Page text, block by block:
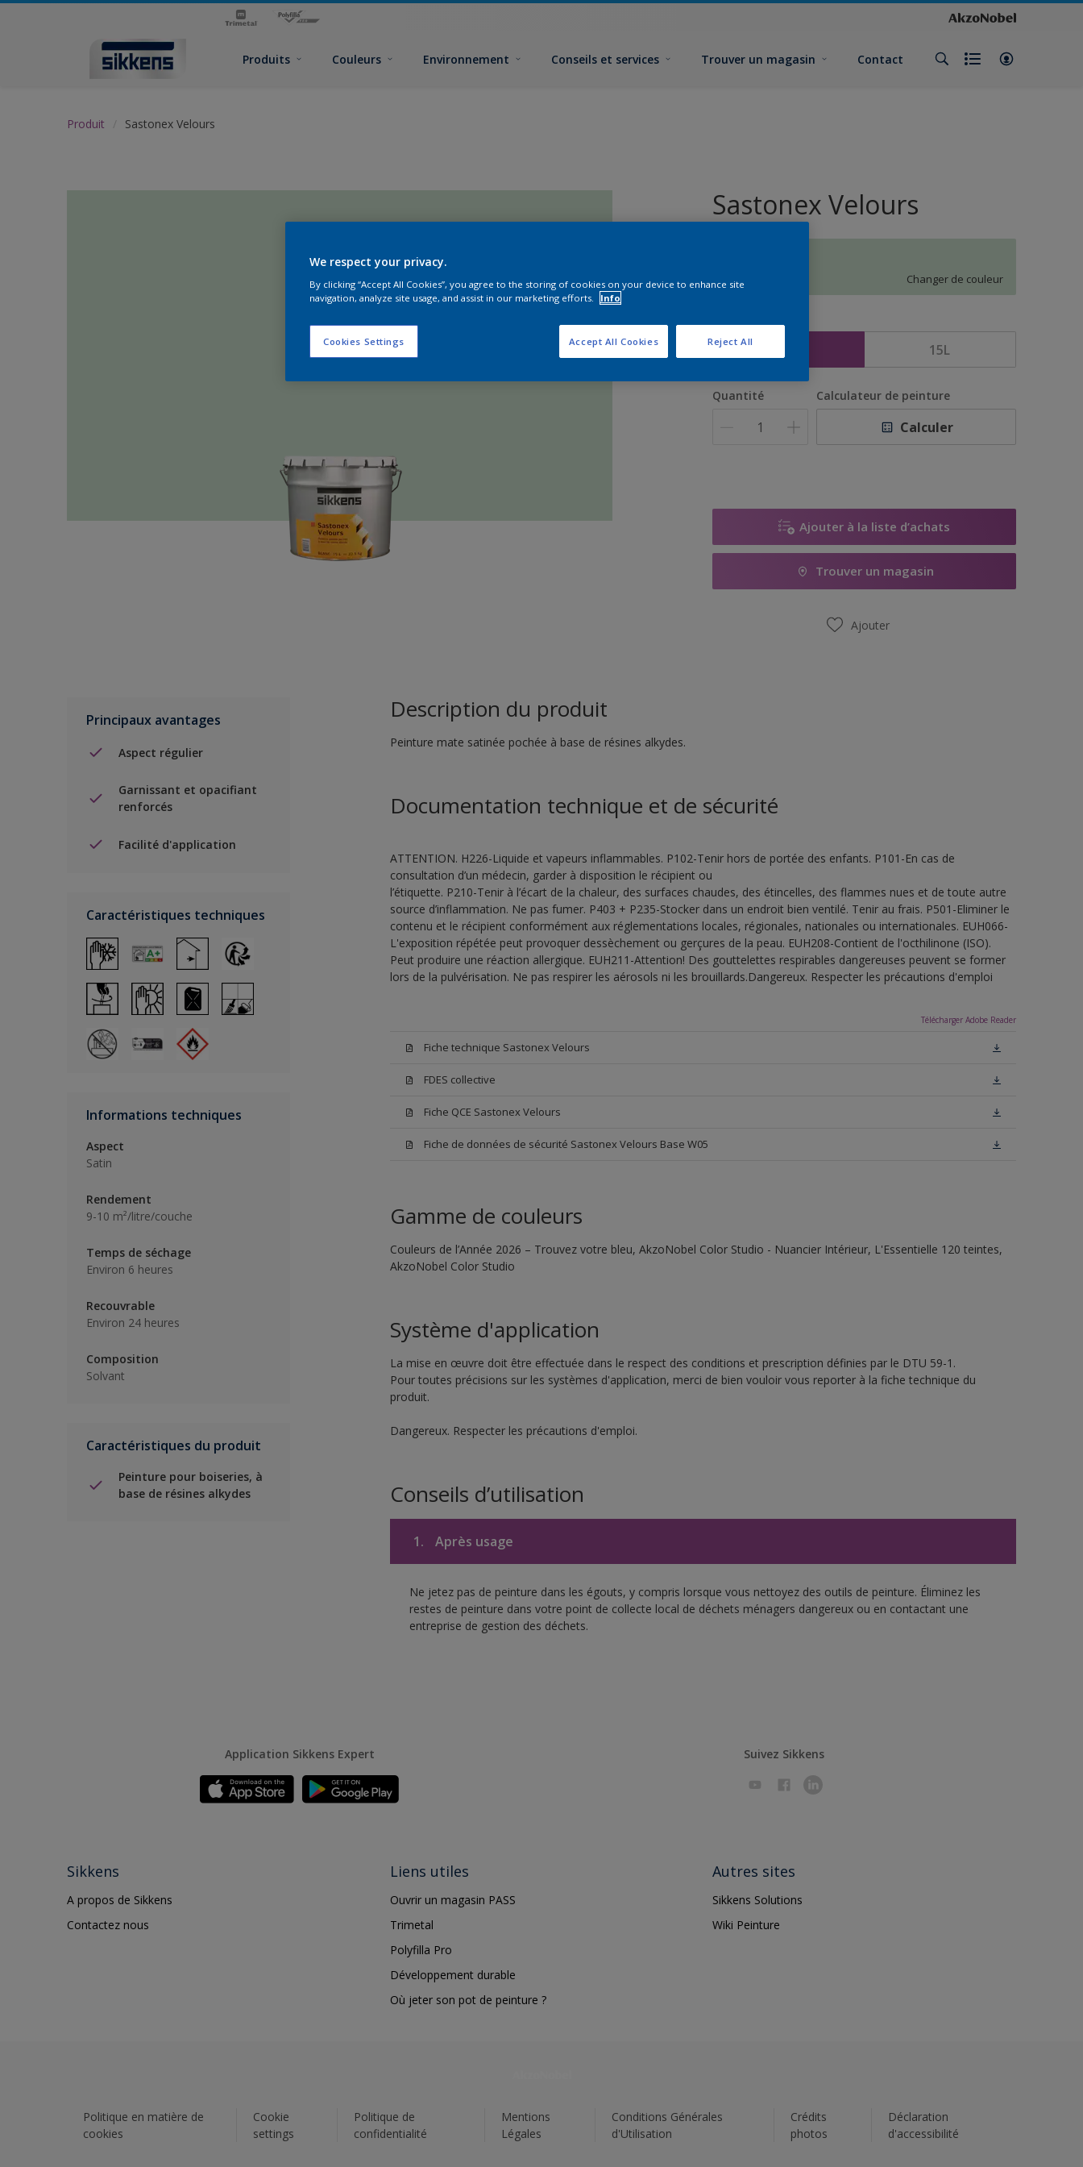
Produits Couleurs Environnement Conseils et services Trouver un magasin Contact
Produit Sastonex Velours
Sastonex Velours
Changer de couleur
Format
15L
Quantité Calculateur de peinture
Calculer
Ajouter à la liste d’achats
Trouver un magasin
Ajouter
Principaux avantages
Aspect régulier
Garnissant et opacifiant
renforcés
Facilité d'application
Caractéristiques techniques
Informations techniques
Aspect
Satin
Rendement
9-10 m²/litre/couche
Temps de séchage
Environ 6 heures
Recouvrable
Environ 24 heures
Composition
Solvant
Caractéristiques du produit
Peinture pour boiseries, à
base de résines alkydes
Description du produit
Peinture mate satinée pochée à base de résines alkydes.
Documentation technique et de sécurité
ATTENTION. H226-Liquide et vapeurs inflammables. P102-Tenir hors de portée des enfants. P101-En cas de
consultation d’un médecin, garder à disposition le récipient ou
l’étiquette. P210-Tenir à l’écart de la chaleur, des surfaces chaudes, des étincelles, des flammes nues et de toute autre
source d’inflammation. Ne pas fumer. P403 + P235-Stocker dans un endroit bien ventilé. Tenir au frais. P501-Eliminer le
contenu et le récipient conformément aux réglementations locales, régionales, nationales ou internationales. EUH066-
L'exposition répétée peut provoquer dessèchement ou gerçures de la peau. EUH208-Contient de l'octhilinone (ISO).
Peut produire une réaction allergique. EUH211-Attention! Des gouttelettes respirables dangereuses peuvent se former
lors de la pulvérisation. Ne pas respirer les aérosols ni les brouillards.Dangereux. Respecter les précautions d'emploi
Télécharger Adobe Reader
Fiche technique Sastonex Velours
FDES collective
Fiche QCE Sastonex Velours
Fiche de données de sécurité Sastonex Velours Base W05
Gamme de couleurs
Couleurs de l’Année 2026 – Trouvez votre bleu, AkzoNobel Color Studio - Nuancier Intérieur, L'Essentielle 120 teintes,
AkzoNobel Color Studio
Système d'application
La mise en œuvre doit être effectuée dans le respect des conditions et prescription définies par le DTU 59-1.
Pour toutes précisions sur les systèmes d'application, merci de bien vouloir vous reporter à la fiche technique du
produit.
Dangereux. Respecter les précautions d'emploi.
Conseils d’utilisation
1. Après usage
Ne jetez pas de peinture dans les égouts, y compris lorsque vous nettoyez des outils de peinture. Éliminez les
restes de peinture dans votre point de collecte local de déchets ménagers dangereux ou en contactant une
entreprise de gestion des déchets.
Application Sikkens Expert Suivez Sikkens
Sikkens
A propos de Sikkens
Contactez nous
Liens utiles
Ouvrir un magasin PASS
Trimetal
Polyfilla Pro
Développement durable
Où jeter son pot de peinture ?
Autres sites
Sikkens Solutions
Wiki Peinture
Politique en matière de
cookies
Cookie
settings
Politique de
confidentialité
Mentions
Légales
Conditions Générales
d'Utilisation
Crédits
photos
Déclaration
d'accessibilité
We respect your privacy.
By clicking “Accept All Cookies”, you agree to the storing of cookies on your device to enhance site
navigation, analyze site usage, and assist in our marketing efforts.
Info
Cookies Settings Reject All
Accept All Cookies